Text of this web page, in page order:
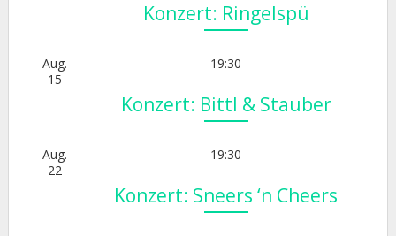
Konzert: Ringelspü
Aug.
15
19:30
Konzert: Bittl & Stauber
Aug.
22
19:30
Konzert: Sneers ‘n Cheers